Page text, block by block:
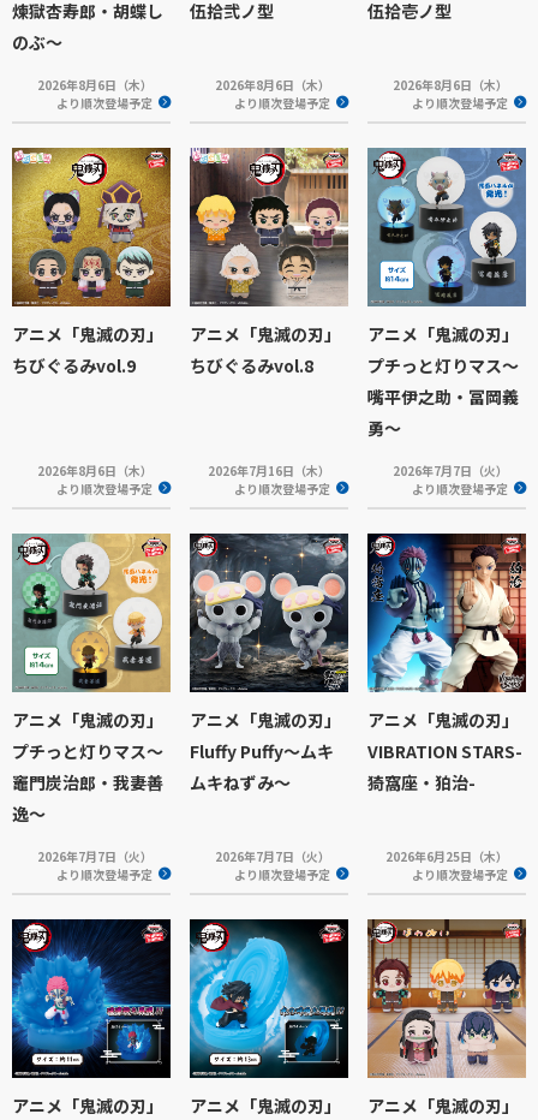
煉獄杏寿郎・胡蝶し
のぶ～
2026年8月6日（木）
より順次登場予定
伍拾弐ノ型
2026年8月6日（木）
より順次登場予定
伍拾壱ノ型
2026年8月6日（木）
より順次登場予定
アニメ「鬼滅の刃」
ちびぐるみvol.9
2026年8月6日（木）
より順次登場予定
アニメ「鬼滅の刃」
ちびぐるみvol.8
2026年7月16日（木）
より順次登場予定
アニメ「鬼滅の刃」
プチっと灯りマス～
嘴平伊之助・冨岡義
勇～
2026年7月7日（火）
より順次登場予定
アニメ「鬼滅の刃」
プチっと灯りマス～
竈門炭治郎・我妻善
逸～
2026年7月7日（火）
より順次登場予定
アニメ「鬼滅の刃」
Fluffy Puffy～ムキ
ムキねずみ～
2026年7月7日（火）
より順次登場予定
アニメ「鬼滅の刃」
VIBRATION STARS-
猗窩座・狛治-
2026年6月25日（木）
より順次登場予定
アニメ「鬼滅の刃」
アニメ「鬼滅の刃」
アニメ「鬼滅の刃」